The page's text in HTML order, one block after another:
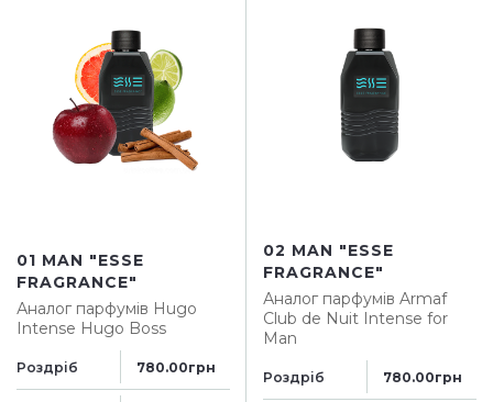
01 MAN "ESSE
FRAGRANCE"
Аналог парфумів Hugo
Intense Hugo Boss
Роздріб 780.00грн
02 MAN "ESSE
FRAGRANCE"
Аналог парфумів Armaf
Club de Nuit Intense for
Man
Роздріб 780.00грн